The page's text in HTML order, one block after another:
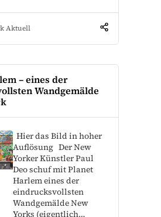
Aktuell
– eines der
Wandgemälde
Hier das Bild in hoher
Auflösung Der New
Yorker Künstler Paul
Deo schuf mit Planet
Harlem eines der
eindrucksvollsten
Wandgemälde New
Yorks (eigentlich…